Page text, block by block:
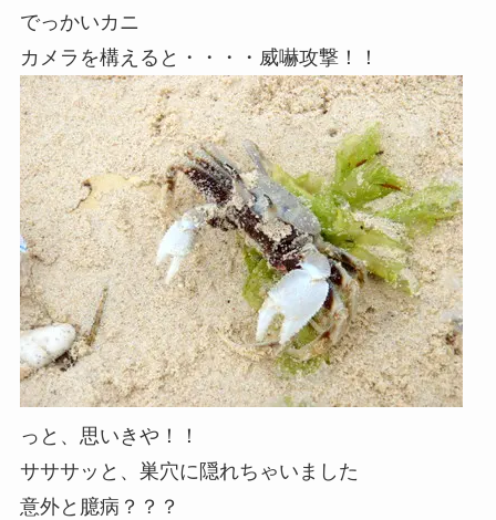
でっかいカニ
カメラを構えると・・・・威嚇攻撃！！
っと、思いきや！！
サササッと、巣穴に隠れちゃいました
意外と臆病？？？